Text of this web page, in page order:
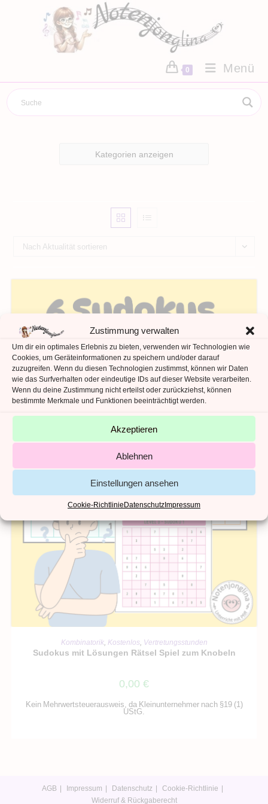
Zustimmung verwalten
Um dir ein optimales Erlebnis zu bieten, verwenden wir Technologien wie
Cookies, um Geräteinformationen zu speichern und/oder darauf
zuzugreifen. Wenn du diesen Technologien zustimmst, können wir Daten
wie das Surfverhalten oder eindeutige IDs auf dieser Website verarbeiten.
Wenn du deine Zustimmung nicht erteilst oder zurückziehst, können
bestimmte Merkmale und Funktionen beeinträchtigt werden.
Akzeptieren
Ablehnen
Einstellungen ansehen
Cookie-RichtlinieDatenschutzImpressum
0 Menü
Kategorien anzeigen
Nach Aktualität sortieren
IN DEN WARENKORB
Kombinatorik, Kostenlos, Vertretungsstunden
Sudokus mit Lösungen Rätsel Spiel zum Knobeln
0,00 €
Kein Mehrwertsteuerausweis, da Kleinunternehmer nach §19 (1)
UStG.
AGB Impressum Datenschutz
Cookie-Richtlinie
Widerruf & Rückgaberecht